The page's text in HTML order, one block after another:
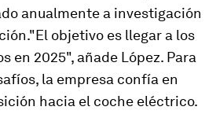
anualmente a investigación
objetivo es llegar a los
en 2025", añade López. Para
la empresa confía en
hacia el coche eléctrico.